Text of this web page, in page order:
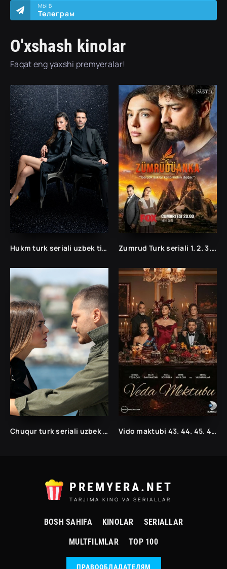
O'xshash kinolar
Faqat eng yaxshi premyeralar!
МЫ В
Телеграм
Hukm turk seriali uzbek tilida /Хукм турк сериали ўзбек тилида/ 203. 204. 205. 206. 207. 208. 209. 210. 211. 212. 213. 214. 215 barcha qismlari. Zumrud Turk seriali 1. 2. 3. 35. 36. 37. 38. 39. 40. 41. 42. 43. 44. 45. 46. 47. 48. 49. 50 Qism Uzbek tilida Barcha qismlar
Chuqur turk seriali uzbek tilida /Чукур турк сериали ўзбек тилида/ 1. 2. 3. 10. 20. 30. 40. 50. 60. 70. 80. 90. 100. 150. 200 barcha qismlar Vido maktubi 43. 44. 45. 46. 47. 48. 49. 50. 51. 5.2 .53. 54. 55. 56. 57. 58. 59. 60 Qism Uzbek tilida Turk seriali
PREMYERA.NET
TARJIMA KINO VA SERIALLAR
BOSH SAHIFA KINOLAR SERIALLAR
MULTFILMLAR TOP 100
ПРАВООБЛАДАТЕЛЯМ